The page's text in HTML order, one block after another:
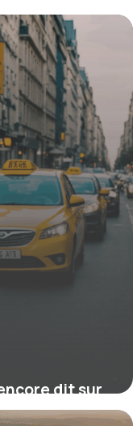
la
dit sur
2025 : la